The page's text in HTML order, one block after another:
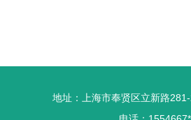
地址：上海市奉贤区立新路